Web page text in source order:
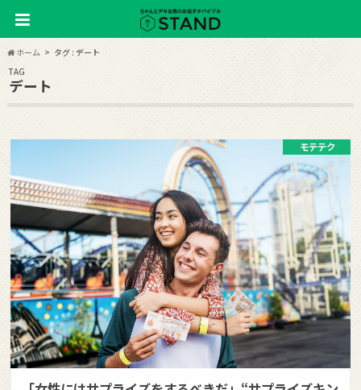
ホーム
タグ : デート
TAG
デート
モテテク